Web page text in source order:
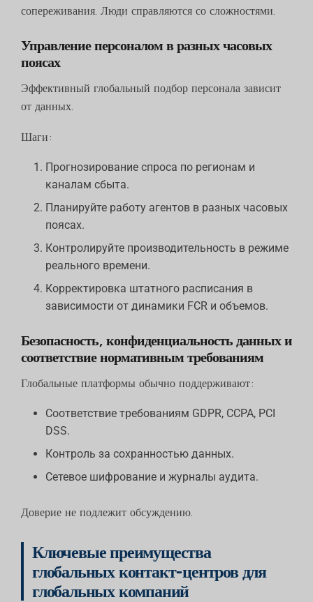
сопереживания. Люди справляются со сложностями.
Управление персоналом в разных часовых
поясах
Эффективный глобальный подбор персонала зависит
от данных.
Шаги:
Прогнозирование спроса по регионам и
каналам сбыта.
Планируйте работу агентов в разных часовых
поясах.
Контролируйте производительность в режиме
реального времени.
Корректировка штатного расписания в
зависимости от динамики FCR и объемов.
Безопасность, конфиденциальность данных и
соответствие нормативным требованиям
Глобальные платформы обычно поддерживают:
Соответствие требованиям GDPR, CCPA, PCI
DSS.
Контроль за сохранностью данных.
Сетевое шифрование и журналы аудита.
Доверие не подлежит обсуждению.
Ключевые преимущества
глобальных контакт-центров для
глобальных компаний